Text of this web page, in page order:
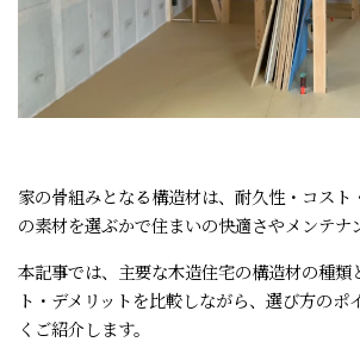
家の骨組みとなる構造材は、耐久性・コスト
の素材を選ぶかで住まいの快適さやメンテナ
本記事では、主要な木造住宅の構造材の種類
ト・デメリットを比較しながら、選び方のポ
くご紹介します。